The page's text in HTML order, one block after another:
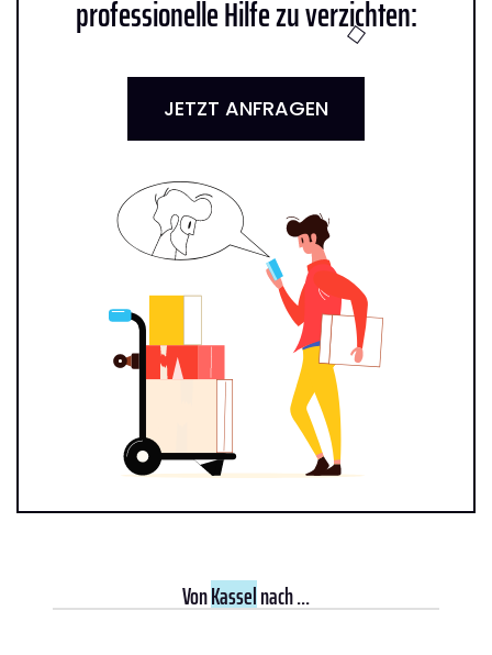
professionelle Hilfe zu verzichten:
JETZT ANFRAGEN
VonKasselnach ...